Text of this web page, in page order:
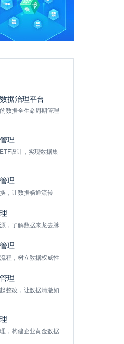
据治理平台
数据全生命周期管理
理
设计，实现数据集
理
，让数据畅通流转
，了解数据来龙去脉
理
程，树立数据权威性
理
整改，让数据清澈如
，构建企业黄金数据